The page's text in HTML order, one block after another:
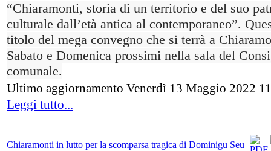
“Chiaramonti, storia di un territorio e del suo
culturale dall’età antica al contemporaneo”.
titolo del mega convegno che si terrà a
Sabato e Domenica prossimi nella sala del
comunale.
Ultimo aggiornamento Venerdì 13 Maggio 2022
Leggi tutto...
Chiaramonti in lutto per la scomparsa tragica di Dominigu Seu